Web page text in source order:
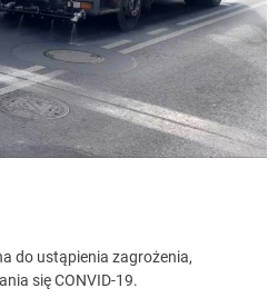
do ustąpienia zagrożenia,
się CONVID-19.